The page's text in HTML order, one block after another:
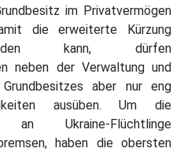
im Privatvermögen
die erweiterte Kürzung
kann, dürfen
neben der Verwaltung und
aber nur eng
ausüben. Um die
an Ukraine-Flüchtlinge
haben die obersten